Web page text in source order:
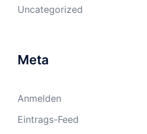
Uncategorized
Meta
Anmelden
Eintrags-Feed